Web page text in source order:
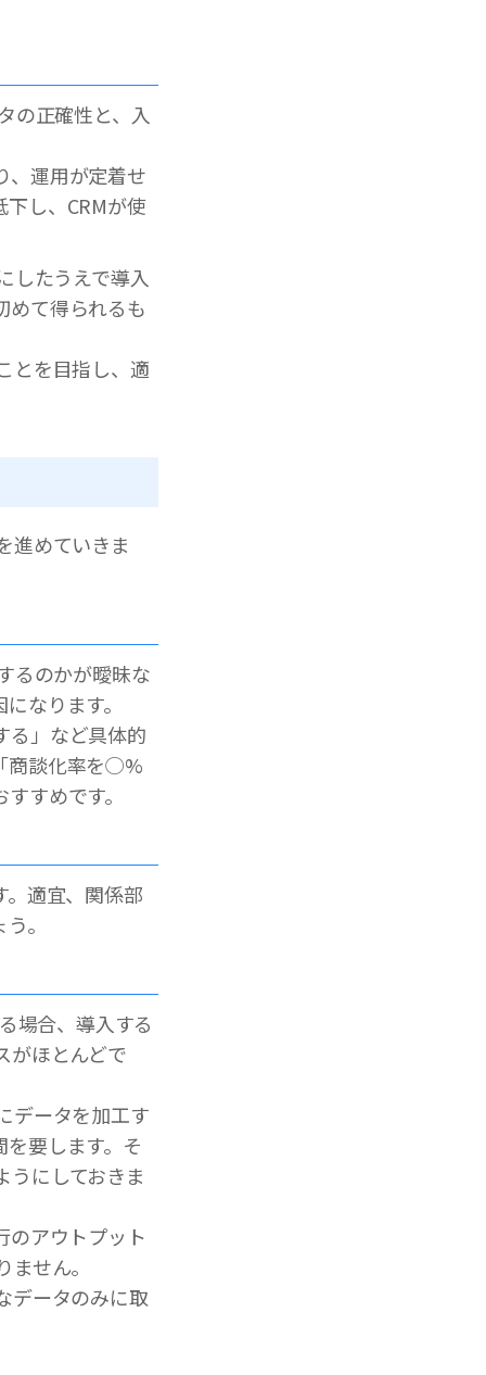
の正確性と、入
、運用が定着せ
し、CRMが使
したうえで導入
めて得られるも
とを目指し、適
進めていきま
るのかが曖昧な
なります。
る」など具体的
商談化率を◯%
すめです。
。適宜、関係部
。
場合、導入する
がほとんどで
データを加工す
要します。そ
うにしておきま
のアウトプット
せん。
データのみに取